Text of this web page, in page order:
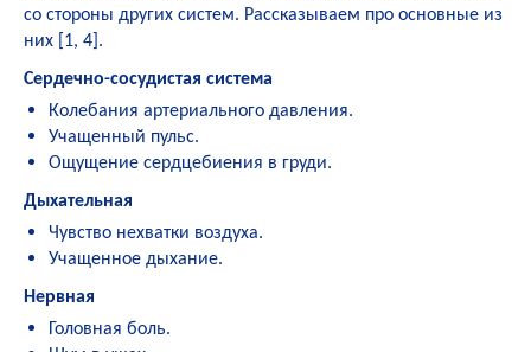
со стороны других систем. Рассказываем про основные из
них [1, 4].
Сердечно-сосудистая система
Колебания артериального давления.
Учащенный пульс.
Ощущение сердцебиения в груди.
Дыхательная
Чувство нехватки воздуха.
Учащенное дыхание.
Нервная
Головная боль.